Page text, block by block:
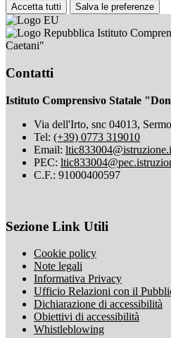
Accetta tutti Salva le preferenze
Istituto
Caetani"
Contatti
Istituto Comprensivo Statale
Via dell'Irto, snc 04013,
Tel: (+39) 0773 319010
Email:
PEC:
C.F.: 91000400597
Sezione Link Utili
Cookie policy
Note legali
Informativa Privacy
Ufficio Relazioni con il
Dichiarazione di accessibilità
Obiettivi di accessibilità
Whistleblowing